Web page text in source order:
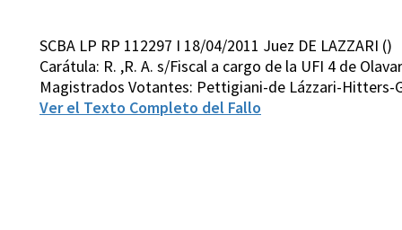
SCBA LP RP 112297 I 18/04/2011 Juez DE LAZZARI ()
Carátula: R. ,R. A. s/Fiscal a cargo de la UFI 4 de
Magistrados Votantes: Pettigiani-de Lázzari-Hitters-
Ver el Texto Completo del Fallo